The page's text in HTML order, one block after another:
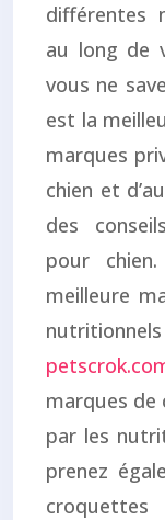
différentes
au long de
vous ne
est la
marques
chien et
des
pour
meilleure
marques de
par les
prenez